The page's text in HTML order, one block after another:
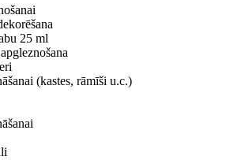
25 ml
(kastes, rāmīši u.c.)